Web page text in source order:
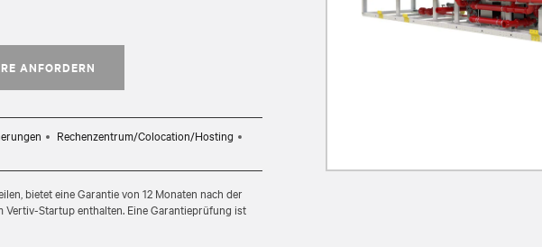
ANFORDERN
Rechenzentrum/Colocation/Hosting
bietet eine Garantie von 12 Monaten nach der
Vertiv-Startup enthalten. Eine Garantieprüfung ist